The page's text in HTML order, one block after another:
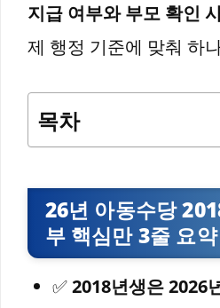
지급 여부와 부모 확인
제 행정 기준에 맞춰 하
목차
26년 아동수당
부 핵심만 3줄 요약
✅2018년생은 2026